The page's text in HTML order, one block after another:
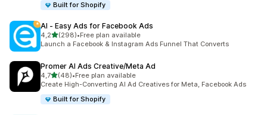
Built for Shopify
AI ‑ Easy Ads for Facebook Ads
4,2de 5 estrelas
(298)
298 total de avaliações
•Free plan available
Launch a Facebook & Instagram Ads Funnel That Converts
Promer AI Ads Creative/Meta Ad
4,7de 5 estrelas
(48)
48 total de avaliações
•Free plan available
Create High-Converting AI Ad Creatives for Meta, Facebook Ads
Built for Shopify